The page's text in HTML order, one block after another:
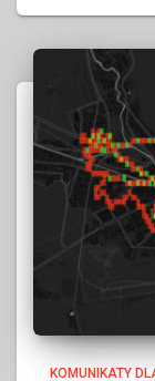
KOMUNIKATY